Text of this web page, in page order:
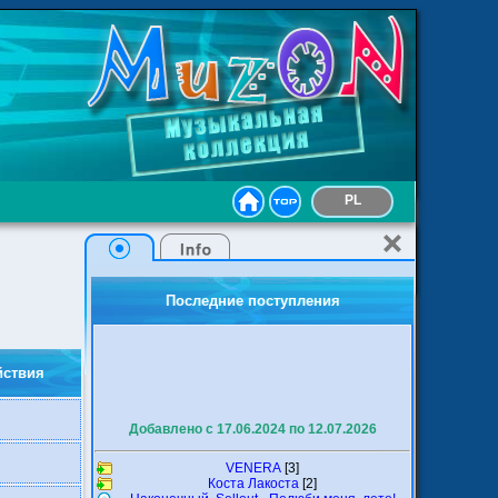
PL
Последние поступления
VENERA[3]
Коста Лакоста
Наконечный, Sellout - Полюби меня, лето!